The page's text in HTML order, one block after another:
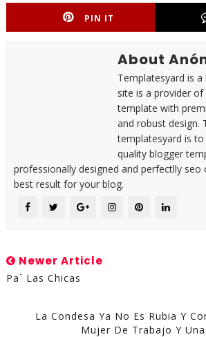
PIN IT
About
Templatesyard is
site is a provider
template with
and robust design.
templatesyard is
quality blogger
professionally designed and perfectlly
best result for your blog.
Newer Article
Pa` Las Chicas
La Condesa Ya No Es Rubia Y
Mujer De Trabajo Y